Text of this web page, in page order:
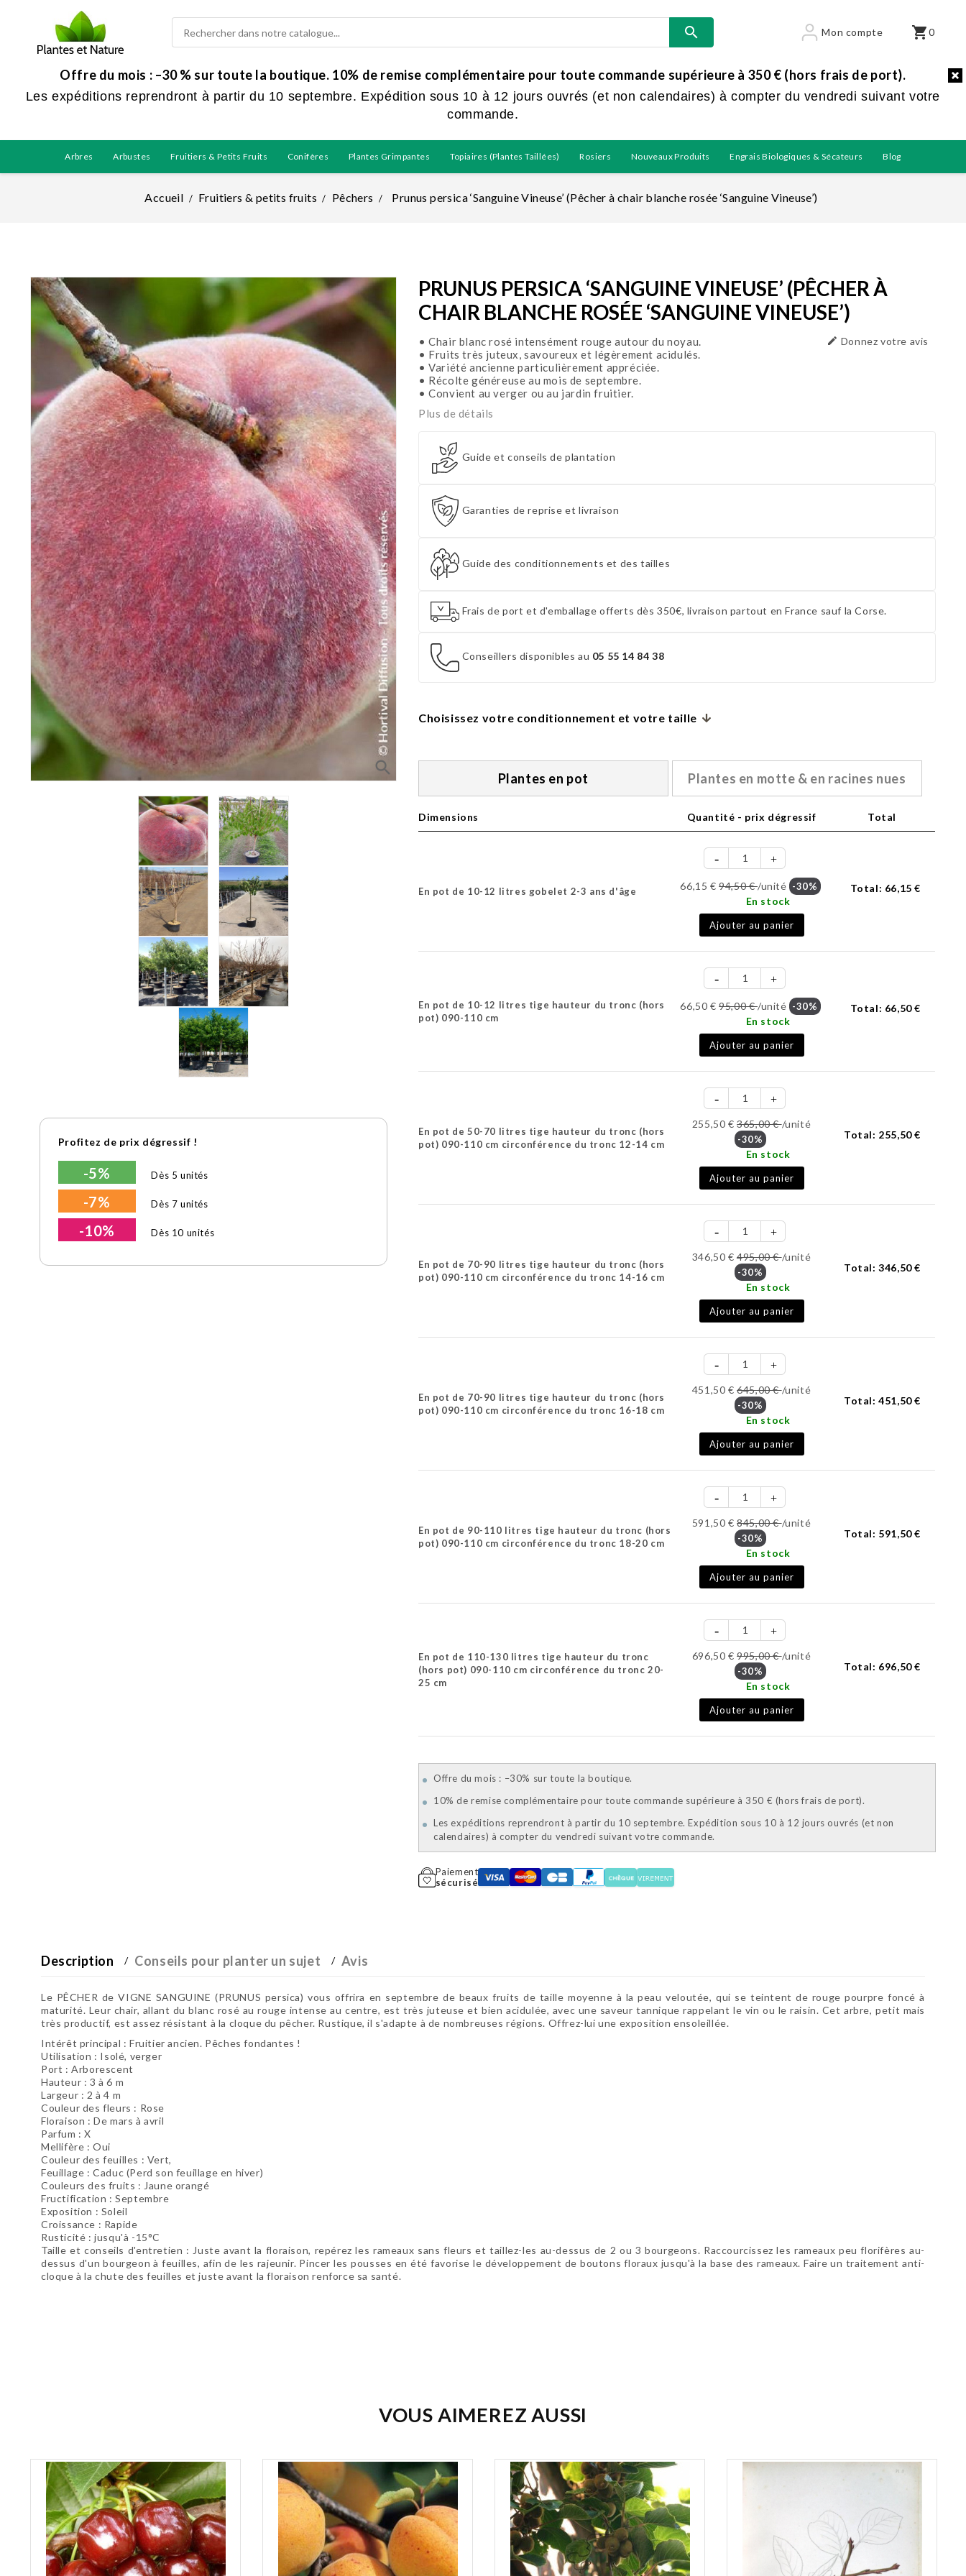
Offre du mois : –30 % sur toute la boutique. 10% de remise complémentaire pour toute commande supérieure à 350 € (hors frais de port).
Les expéditions reprendront à partir du 10 septembre. Expédition sous 10 à 12 jours ouvrés (et non calendaires) à compter du vendredi suivant votre
commande.
 Mon compte shopping_cart0
Arbres Arbustes Fruitiers & Petits Fruits Conifères Plantes Grimpantes Topiaires (plantes Taillées) Rosiers Nouveaux Produits Engrais Biologiques & Sécateurs Blog
Accueil Fruitiers & petits fruits Pêchers Prunus persica ‘Sanguine Vineuse’ (Pêcher à chair blanche rosée ‘Sanguine Vineuse’)
search
Profitez de prix dégressif !
-5% Dès 5 unités
-7% Dès 7 unités
-10% Dès 10 unités
PRUNUS PERSICA ‘SANGUINE VINEUSE’ (PÊCHER À
CHAIR BLANCHE ROSÉE ‘SANGUINE VINEUSE’)
 Donnez votre avis
• Chair blanc rosé intensément rouge autour du noyau.
• Fruits très juteux, savoureux et légèrement acidulés.
• Variété ancienne particulièrement appréciée.
• Récolte généreuse au mois de septembre.
• Convient au verger ou au jardin fruitier.
Plus de détails
Guide et conseils de plantation
Garanties de reprise et livraison
Guide des conditionnements et des tailles
Frais de port et d'emballage offerts dès 350€, livraison partout en France sauf la Corse.
Conseillers disponibles au 05 55 14 84 38
Choisissez votre conditionnement et votre taille
Plantes en pot Plantes en motte & en racines nues
Dimensions Quantité - prix dégressif Total
En pot de 10-12 litres gobelet 2-3 ans d'âge 66,15 €94,50 €/unité -30%
En stock
Ajouter au panier
Total: 66,15 €
En pot de 10-12 litres tige hauteur du tronc (hors
pot) 090-110 cm
66,50 €95,00 €/unité -30%
En stock
Ajouter au panier
Total: 66,50 €
En pot de 50-70 litres tige hauteur du tronc (hors
pot) 090-110 cm circonférence du tronc 12-14 cm
255,50 €365,00 €/unité
-30%
En stock
Ajouter au panier
Total: 255,50 €
En pot de 70-90 litres tige hauteur du tronc (hors
pot) 090-110 cm circonférence du tronc 14-16 cm
346,50 €495,00 €/unité
-30%
En stock
Ajouter au panier
Total:346,50 €
En pot de 70-90 litres tige hauteur du tronc (hors
pot) 090-110 cm circonférence du tronc 16-18 cm
451,50 €645,00 €/unité
-30%
En stock
Ajouter au panier
Total:451,50 €
En pot de 90-110 litres tige hauteur du tronc (hors
pot) 090-110 cm circonférence du tronc 18-20 cm
591,50 €845,00 €/unité
-30%
En stock
Ajouter au panier
Total: 591,50 €
En pot de 110-130 litres tige hauteur du tronc
(hors pot) 090-110 cm circonférence du tronc 20-
25 cm
696,50 €995,00 €/unité
-30%
En stock
Ajouter au panier
Total: 696,50 €
Offre du mois : –30% sur toute la boutique.
10% de remise complémentaire pour toute commande supérieure à 350 € (hors frais de port).
Les expéditions reprendront à partir du 10 septembre. Expédition sous 10 à 12 jours ouvrés (et non
calendaires) à compter du vendredi suivant votre commande.
Paiement
sécurisé
Description Conseils pour planter un sujet Avis
Le PÊCHER de VIGNE SANGUINE (PRUNUS persica) vous offrira en septembre de beaux fruits de taille moyenne à la peau veloutée, qui se teintent de rouge pourpre foncé à
maturité. Leur chair, allant du blanc rosé au rouge intense au centre, est très juteuse et bien acidulée, avec une saveur tannique rappelant le vin ou le raisin. Cet arbre, petit mais
très productif, est assez résistant à la cloque du pêcher. Rustique, il s'adapte à de nombreuses régions. Offrez-lui une exposition ensoleillée.
Intérêt principal : Fruitier ancien. Pêches fondantes !
Utilisation : Isolé, verger
Port :Arborescent
Hauteur : 3 à 6 m
Largeur : 2 à 4 m
Couleur des fleurs : Rose
Floraison :De mars à avril
Parfum : X
Mellifère : Oui
Couleur des feuilles : Vert,
Feuillage : Caduc (Perd son feuillage en hiver)
Couleurs des fruits : Jaune orangé
Fructification :Septembre
Exposition : Soleil
Croissance : Rapide
Rusticité : jusqu'à -15°C
Taille et conseils d'entretien : Juste avant la floraison, repérez les rameaux sans fleurs et taillez-les au-dessus de 2 ou 3 bourgeons. Raccourcissez les rameaux peu florifères au-
dessus d'un bourgeon à feuilles, afin de les rajeunir. Pincer les pousses en été favorise le développement de boutons floraux jusqu'à la base des rameaux. Faire un traitement anti-
cloque à la chute des feuilles et juste avant la floraison renforce sa santé.
VOUS AIMEREZ AUSSI